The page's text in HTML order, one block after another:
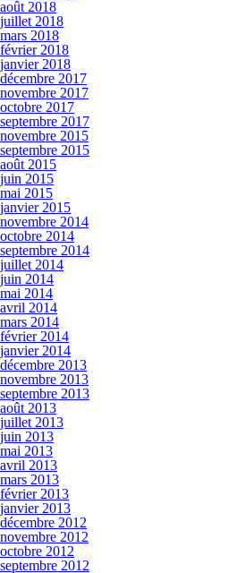
août 2018
juillet 2018
mars 2018
février 2018
janvier 2018
décembre 2017
novembre 2017
octobre 2017
septembre 2017
novembre 2015
septembre 2015
août 2015
juin 2015
mai 2015
janvier 2015
novembre 2014
octobre 2014
septembre 2014
juillet 2014
juin 2014
mai 2014
avril 2014
mars 2014
février 2014
janvier 2014
décembre 2013
novembre 2013
septembre 2013
août 2013
juillet 2013
juin 2013
mai 2013
avril 2013
mars 2013
février 2013
janvier 2013
décembre 2012
novembre 2012
octobre 2012
septembre 2012